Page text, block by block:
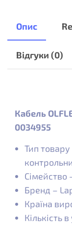
Опис
Відгуки (0)
Кабель
0034955
Тип
Сімейство
Бренд –
Країна
Кількість